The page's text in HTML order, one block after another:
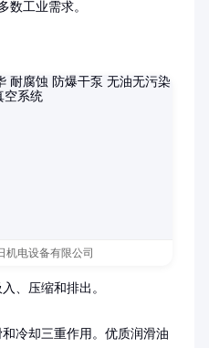
数工业需求。
机电设备有限公司
、压缩和排出。
冷却三重作用。优质润滑油